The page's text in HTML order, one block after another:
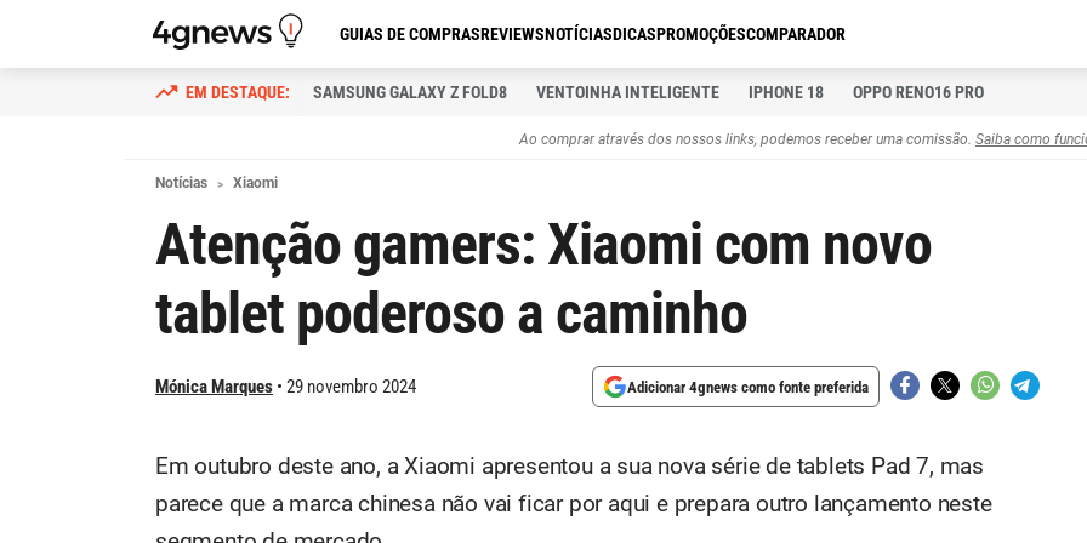
GUIAS DE COMPRASREVIEWSNOTÍCIASDICASPROMOÇÕESCOMPARADOR
SAMSUNG GALAXY Z FOLD8 VENTOINHA INTELIGENTE IPHONE 18 OPPO RENO16 PRO
Ao comprar através dos nossos links, podemos receber uma comissão. Saiba como
Notícias Xiaomi
Atenção gamers: Xiaomi com novo
tablet poderoso a caminho
Mónica Marques 29 novembro 2024 Adicionar 4gnews como fonte preferida
Em outubro deste ano, a Xiaomi apresentou a sua nova série de tablets Pad 7, mas
parece que a marca chinesa não vai ficar por aqui e prepara outro lançamento neste